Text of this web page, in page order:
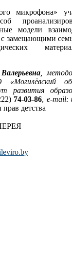
микрофона»
модели
замещающими
,
развития
74-03-86, e-mail:
детства